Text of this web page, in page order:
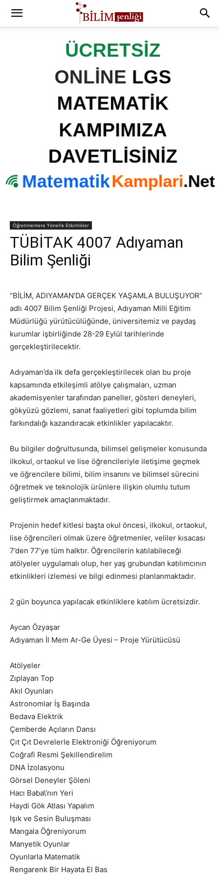
Öğretmenlere Yönelik Etkinlikler
TÜBİTAK 4007 Adıyaman
Bilim Şenliği
“BİLİM, ADIYAMAN’DA GERÇEK YAŞAMLA BULUŞUYOR”
adlı 4007 Bilim Şenliği Projesi, Adıyaman Milli Eğitim
Müdürlüğü yürütücülüğünde, üniversitemiz ve paydaş
kurumlar işbirliğinde 28-29 Eylül tarihlerinde
gerçekleştirilecektir.
Adıyaman’da ilk defa gerçekleştirilecek olan bu proje
kapsamında etkileşimli atölye çalışmaları, uzman
akademisyenler tarafından paneller, gösteri deneyleri,
gökyüzü gözlemi, sanat faaliyetleri gibi toplumda bilim
farkındalığı kazandıracak etkinlikler yapılacaktır.
Bu bilgiler doğrultusunda, bilimsel gelişmeler konusunda
ilkokul, ortaokul ve lise öğrencileriyle iletişime geçmek
ve öğrencilere bilimi, bilim insanını ve bilimsel sürecini
öğretmek ve teknolojik ürünlere ilişkin olumlu tutum
geliştirmek amaçlanmaktadır.
Projenin hedef kitlesi başta okul öncesi, ilkokul, ortaokul,
lise öğrencileri olmak üzere öğretmenler, veliler kısacası
7’den 77’ye tüm halktır. Öğrencilerin katılabileceği
atölyeler uygulamalı olup, her yaş grubundan katılımcının
etkinlikleri izlemesi ve bilgi edinmesi planlanmaktadır.
2 gün boyunca yapılacak etkinliklere katılım ücretsizdir.
Aycan Özyaşar
Adıyaman İl Mem Ar-Ge Üyesi – Proje Yürütücüsü
Atölyeler
Zıplayan Top
Akıl Oyunları
Astronomlar İş Başında
Bedava Elektrik
Çemberde Açıların Dansı
Çıt Çıt Devrelerle Elektroniği Öğreniyorum
Coğrafi Resmi Şekillendirelim
DNA İzolasyonu
Görsel Deneyler Şöleni
Hacı Baba\’nın Yeri
Haydi Gök Atlası Yapalım
Işık ve Sesin Buluşması
Mangala Öğreniyorum
Manyetik Oyunlar
Oyunlarla Matematik
Rengarenk Bir Hayata El Bas